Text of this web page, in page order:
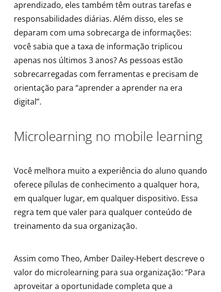
aprendizado, eles também têm outras tarefas e
responsabilidades diárias. Além disso, eles se
deparam com uma sobrecarga de informações:
você sabia que a taxa de informação triplicou
apenas nos últimos 3 anos? As pessoas estão
sobrecarregadas com ferramentas e precisam de
orientação para “aprender a aprender na era
digital”.
Microlearning no mobile learning
Você melhora muito a experiência do aluno quando
oferece pílulas de conhecimento a qualquer hora,
em qualquer lugar, em qualquer dispositivo. Essa
regra tem que valer para qualquer conteúdo de
treinamento da sua organização.
Assim como Theo, Amber Dailey-Hebert descreve o
valor do microlearning para sua organização: “Para
aproveitar a oportunidade completa que a